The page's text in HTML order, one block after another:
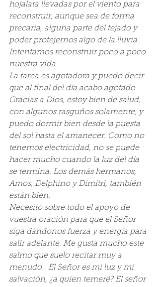
hojalata llevadas por el viento para
reconstruir, aunque sea de forma
precaria, alguna parte del tejado y
poder protejernos algo de la lluvia.
Intentamos reconstruir poco a poco
nuestra vida.
La tarea es agotadora y puedo decir
que al final del día acabo agotado.
Gracias a Dios, estoy bien de salud,
con algunos rasguños solamente, y
puedo dormir bien desde la puesta
del sol hasta el amanecer. Como no
tenemos electricidad, no se puede
hacer mucho cuando la luz del día
se termina. Los demás hermanos,
Amos, Delphino y Dimitri, también
están bien.
Necesito sobre todo el apoyo de
vuestra oración para que el Señor
siga dándonos fuerza y energía para
salir adelante. Me gusta mucho este
salmo que suelo recitar muy a
menudo : El Señor es mi luz y mi
salvación, ¿a quien temeré? El señor